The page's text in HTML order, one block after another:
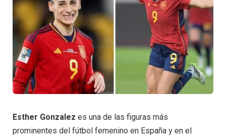
Esther Gonzalez es una de las figuras más
prominentes del fútbol femenino en España y en el